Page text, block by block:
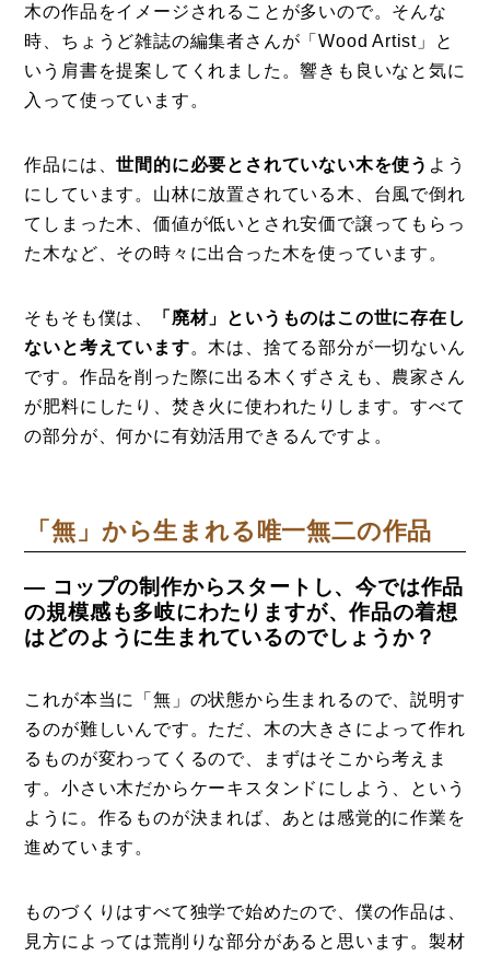
木の作品をイメージされることが多いので。そんな
時、ちょうど雑誌の編集者さんが「Wood Artist」と
いう肩書を提案してくれました。響きも良いなと気に
入って使っています。
作品には、世間的に必要とされていない木を使う よう
にしています。山林に放置されている木、台風で倒れ
てしまった木、価値が低いとされ安価で譲ってもらっ
た木など、その時々に出合った木を使っています。
そもそも僕は、
「廃材」というものはこの世に存在し
ないと考えています。木は、捨てる部分が一切ないん
です。作品を削った際に出る木くずさえも、農家さん
が肥料にしたり、焚き火に使われたりします。すべて
の部分が、何かに有効活用できるんですよ。
「無」から生まれる唯一無二の作品
― コップの制作からスタートし、今では作品
の規模感も多岐にわたりますが、作品の着想
はどのように生まれているのでしょうか？
これが本当に「無」の状態から生まれるので、説明す
るのが難しいんです。ただ、木の大きさによって作れ
るものが変わってくるので、まずはそこから考えま
す。小さい木だからケーキスタンドにしよう、という
ように。作るものが決まれば、あとは感覚的に作業を
進めています。
ものづくりはすべて独学で始めたので、僕の作品は、
見方によっては荒削りな部分があると思います。製材